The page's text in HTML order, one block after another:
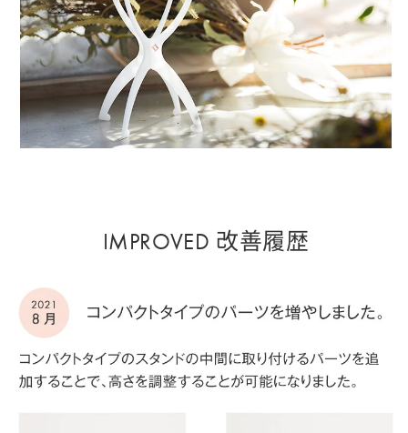
IMPROVED 改善履歴